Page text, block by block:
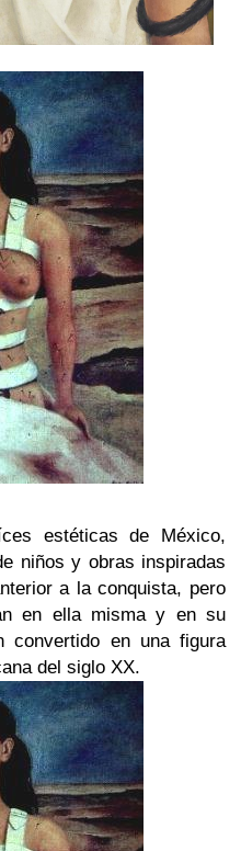
estéticas de México,
niños y obras inspiradas
a la conquista, pero
en ella misma y en su
convertido en una figura
del siglo XX.